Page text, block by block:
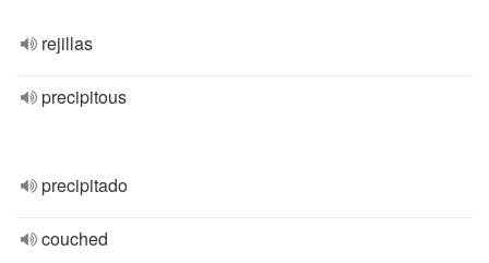
rejillas
precipitous
precipitado
couched